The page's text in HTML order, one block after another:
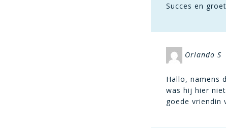
Succes en
Orlando S
Hallo, namens
was hij hier
goede vriendin